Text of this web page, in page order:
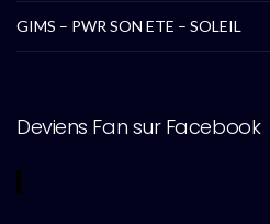
GIMS – PWR SON ETE – SOLEIL
Deviens Fan sur Facebook